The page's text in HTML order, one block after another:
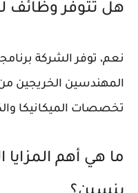
هل تتوفر وظائف
نعم، توفر الشركة
المهندسين الخريجين
تخصصات الميكانيكا
ما هي أهم